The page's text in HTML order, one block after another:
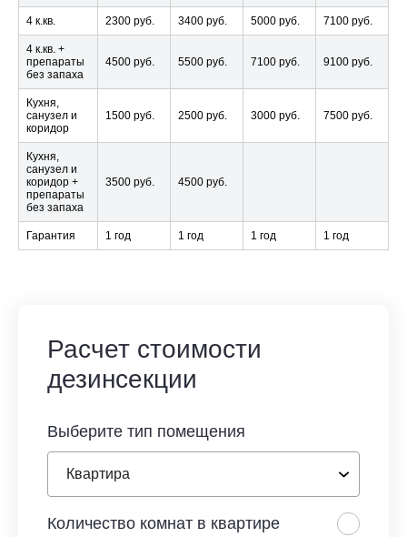
4 к.кв. 2300 руб. 3400 руб. 5000 руб. 7100 руб.
4 к.кв. +
препараты
без запаха
4500 руб. 5500 руб. 7100 руб. 9100 руб.
Кухня,
санузел и
коридор
1500 руб. 2500 руб. 3000 руб. 7500 руб.
Кухня,
санузел и
коридор +
препараты
без запаха
3500 руб. 4500 руб.
Гарантия 1 год 1 год 1 год 1 год
Расчет стоимости
дезинсекции
Выберите тип помещения
Количество комнат в квартире